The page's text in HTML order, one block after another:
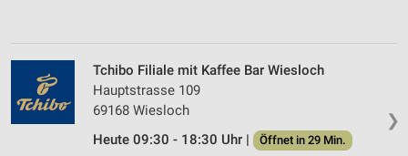
❯
Tchibo Filiale mit Kaffee Bar Wiesloch
Hauptstrasse 109
69168 Wiesloch
Heute 09:30 - 18:30 Uhr |
Öffnet in 29 Min.